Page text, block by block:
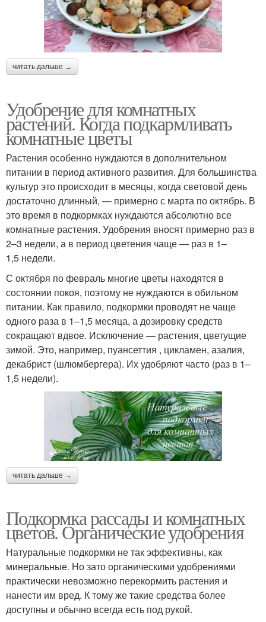
читать дальше →
Удобрение для комнатных
растений. Когда подкармливать
комнатные цветы
Растения особенно нуждаются в дополнительном
питании в период активного развития. Для большинства
культур это происходит в месяцы, когда световой день
достаточно длинный, — примерно с марта по октябрь. В
это время в подкормках нуждаются абсолютно все
комнатные растения. Удобрения вносят примерно раз в
2–3 недели, а в период цветения чаще — раз в 1–
1,5 недели.
С октября по февраль многие цветы находятся в
состоянии покоя, поэтому не нуждаются в обильном
питании. Как правило, подкормки проводят не чаще
одного раза в 1–1,5 месяца, а дозировку средств
сокращают вдвое. Исключение — растения, цветущие
зимой. Это, например, пуансеттия , цикламен, азалия,
декабрист (шлюмбергера). Их удобряют часто (раз в 1–
1,5 недели).
читать дальше →
Подкормка рассады и комнатных
цветов. Органические удобрения
Натуральные подкормки не так эффективны, как
минеральные. Но зато органическими удобрениями
практически невозможно перекормить растения и
нанести им вред. К тому же такие средства более
доступны и обычно всегда есть под рукой.